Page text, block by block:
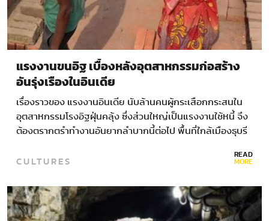
แรงงานขนอิฐ เบื้องหลังอุตสาหกรรมก่อสร้าง
อันรุ่งเรืองในอินเดีย
เรื่องราวของ แรงงานอินเดีย นับล้านคนผู้กระเสือกกระสนใน
อุตสาหกรรมโรงอิฐฝุ่นคลุ้ง ซึ่งส่วนใหญ่เป็นแรงงานใช้หนี้ จึง
ต้องตรากตรำทำงานอันยากลำบากนี้ต่อไป พื้นที่ใกล้เมืองธุบรี
CULTURES READ
MORE